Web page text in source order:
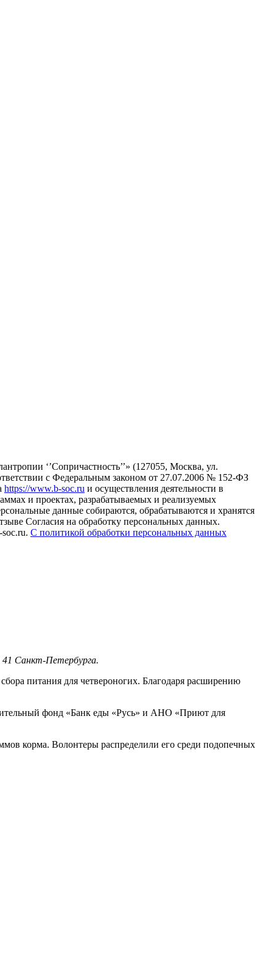
‘’Сопричастность’’» (127055, Москва, ул.
с Федеральным законом от 27.07.2006 № 152-ФЗ
https://www.b-soc.ru и осуществления деятельности в
и проектах, разрабатываемых и реализуемых
данные собираются, обрабатываются и хранятся
Согласия на обработку персональных данных.
С политикой обработки персональных данных
41 Санкт-Петербурга.
питания для четвероногих. Благодаря расширению
фонд «Банк еды «Русь» и АНО «Приют для
корма. Волонтеры распределили его среди подопечных